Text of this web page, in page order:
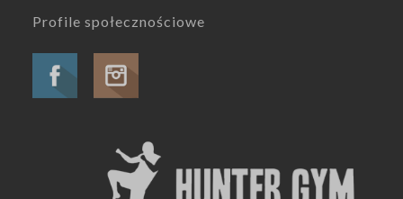
Profile społecznościowe